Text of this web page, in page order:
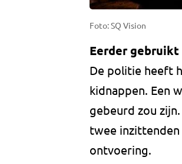
Foto: SQ Vision
Eerder gebruikt
De politie heeft
kidnappen. Een
gebeurd zou
twee inzittenden
ontvoering.